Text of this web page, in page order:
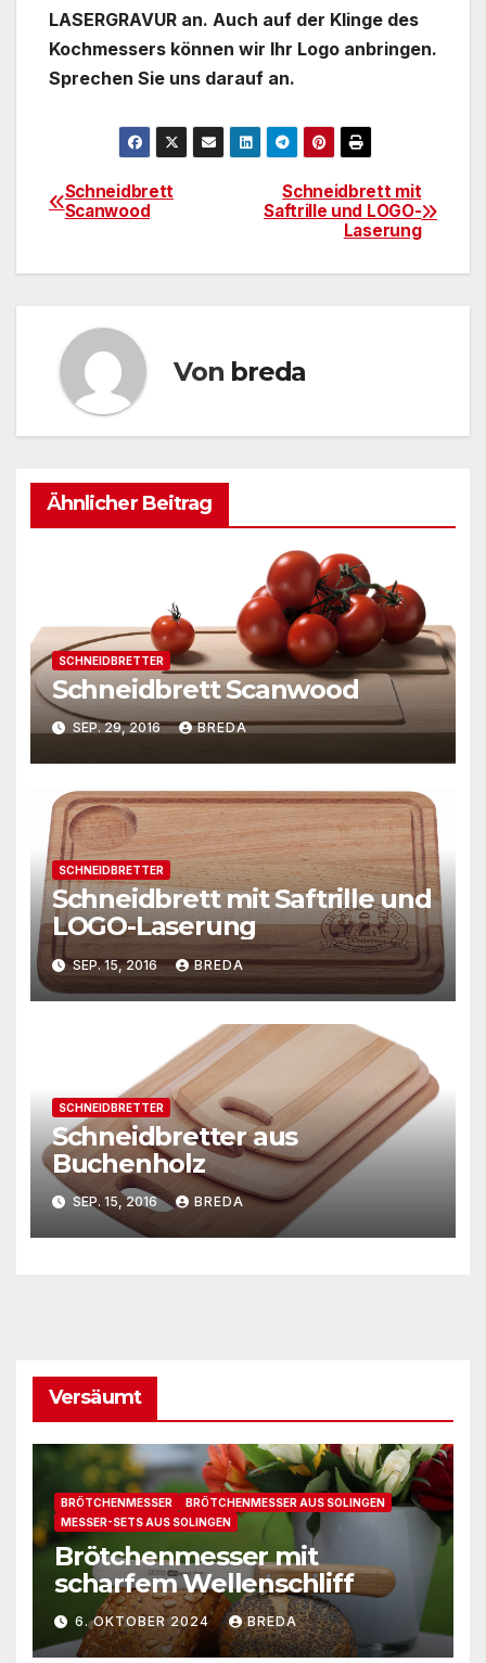
LASERGRAVUR an. Auch auf der Klinge des
Kochmessers können wir Ihr Logo anbringen.
Sprechen Sie uns darauf an.
Beitragsnavigation
Schneidbrett mit
Saftrille und LOGO-
Laserung
Schneidbrett
Scanwood
Von breda
Ähnlicher Beitrag
SCHNEIDBRETTER
Schneidbrett Scanwood
SEP. 29, 2016 BREDA
SCHNEIDBRETTER
Schneidbrett mit Saftrille und
LOGO-Laserung
SEP. 15, 2016 BREDA
SCHNEIDBRETTER
Schneidbretter aus
Buchenholz
SEP. 15, 2016 BREDA
Versäumt
BRÖTCHENMESSER
BRÖTCHENMESSER AUS SOLINGEN
MESSER-SETS AUS SOLINGEN
Brötchenmesser mit
scharfem Wellenschliff
6. OKTOBER 2024 BREDA